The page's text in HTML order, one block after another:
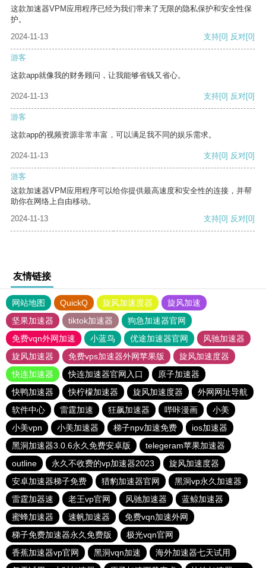
这款加速器VPM应用程序已经为我们带来了无限的隐私保护和安全性保
护。
2024-11-13
支持[0] 反对[0]
游客
这款app就像我的财务顾问，让我能够省钱又省心。
2024-11-13 支持[0] 反对[0]
游客
这款app的视频资源非常丰富，可以满足我不同的娱乐需求。
2024-11-13 支持[0] 反对[0]
游客
这款加速器VPM应用程序可以给你提供最高速度和安全性的连接，并帮
助你在网络上自由移动。
2024-11-13
支持[0] 反对[0]
友情链接
网站地图 QuickQ 旋风加速度器
旋风加速
坚果加速器
tiktok加速器
狗急加速器官网
免费vqn外网加速
小蓝鸟 优途加速器官网
风驰加速器
旋风加速器
免费vps加速器外网苹果版
旋风加速度器
快连加速器
快连加速器官网入口
原子加速器
快鸭加速器
快柠檬加速器 旋风加速度器
外网网址导航
软件中心
雷霆加速 狂飙加速器 哔咔漫画
小美
小美vpn
小美加速器 梯子npv加速免费
ios加速器
黑洞加速器3.0.6永久免费安卓版
telegeram苹果加速器
outline
永久不收费的vp加速器2023
旋风加速度器
安卓加速器梯子免费
猎豹加速器官网
黑洞vp永久加速器
雷霆加器速
老王vp官网 风驰加速器
蓝鲸加速器
蜜蜂加速器
速帆加速器
免费vqn加速外网
梯子免费加速器永久免费版
极光vqn官网
香蕉加速器vp官网
黑洞vqn加速
海外加速器七天试用